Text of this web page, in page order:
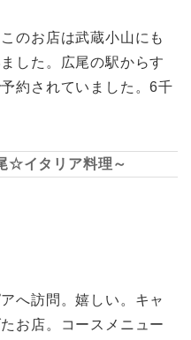
のお店は武蔵小山にも
した。広尾の駅からす
約されていました。6千
☆イタリア料理～
へ訪問。嬉しい。キャ
お店。コースメニュー